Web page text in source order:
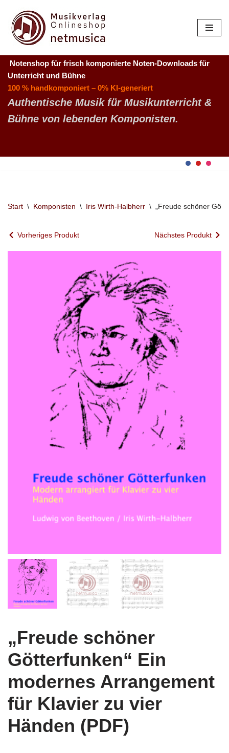
Zum
Inhalt
Notenshop für frisch komponierte Noten-Downloads für
Unterricht und Bühne
100 % handkomponiert – 0% KI-generiert
Authentische Musik für Musikunterricht &
Bühne von lebenden Komponisten.
Start \ Komponisten \ Iris Wirth-Halbherr \ „Freude schöner
Vorheriges Produkt Nächstes Produkt
„Freude schöner
Götterfunken“ Ein
modernes Arrangement
für Klavier zu vier
Händen (PDF)